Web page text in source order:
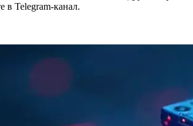
в Telegram-канал.